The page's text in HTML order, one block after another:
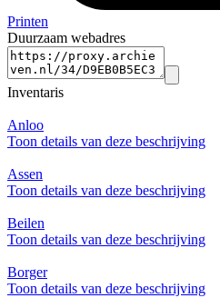
Printen
Duurzaam webadres
Inventaris
Anloo
Toon details van deze beschrijving
Assen
Toon details van deze beschrijving
Beilen
Toon details van deze beschrijving
Borger
Toon details van deze beschrijving